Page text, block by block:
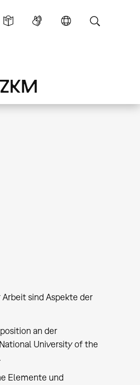
ZKM
sind Aspekte der
an der
University of the
Elemente und